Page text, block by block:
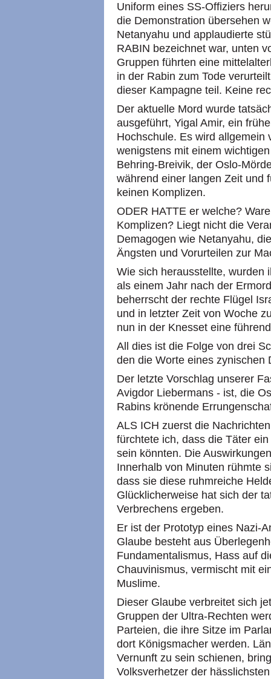
Uniform eines SS-Offiziers
die Demonstration übersehen
Netanyahu und applaudierte
RABIN bezeichnet war, unten
Gruppen führten eine
in der Rabin zum Tode
dieser Kampagne teil. Keine
Der aktuelle Mord wurde
ausgeführt, Yigal Amir, ein
Hochschule. Es wird allgemein
wenigstens mit einem
Behring-Breivik, der Oslo-
während einer langen Zeit und
keinen Komplizen.
ODER HATTE er welche?
Komplizen? Liegt nicht die
Demagogen wie Netanyahu,
Ängsten und Vorurteilen zur
Wie sich herausstellte, wurden
als einem Jahr nach der
beherrscht der rechte Flügel
und in letzter Zeit von Woche
nun in der Knesset eine
All dies ist die Folge von drei
den die Worte eines zynischen
Der letzte Vorschlag unserer
Avigdor Liebermans - ist, die
Rabins krönende
ALS ICH zuerst die
fürchtete ich, dass die Täter
sein könnten. Die
Innerhalb von Minuten rühmte
dass sie diese ruhmreiche
Glücklicherweise hat sich der
Verbrechens ergeben.
Er ist der Prototyp eines Nazi-
Glaube besteht aus
Fundamentalismus, Hass auf
Chauvinismus, vermischt mit
Muslime.
Dieser Glaube verbreitet sich
Gruppen der Ultra-Rechten
Parteien, die ihre Sitze im
dort Königsmacher werden.
Vernunft zu sein schienen,
Volksverhetzer der